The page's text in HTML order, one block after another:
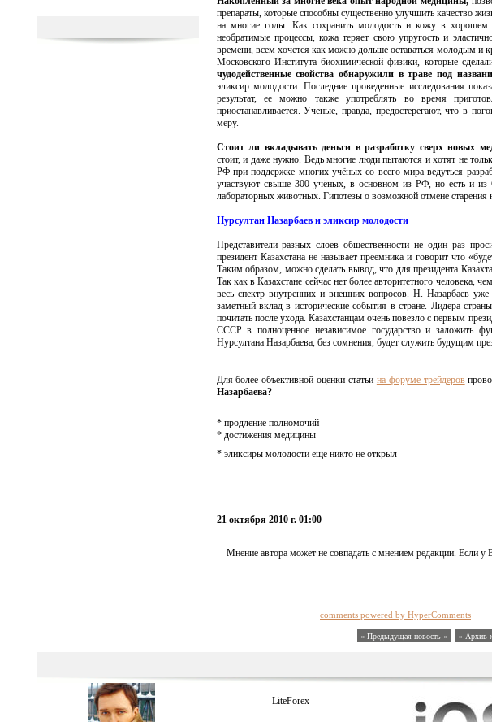
препараты, которые способны существенно улучшить качество
на многие годы. Как сохранить молодость и кожу в хорошем
необратимые процессы, кожа теряет свою упругость и
времени, всем хочется как можно дольше оставаться молодым и
Московского Института биохимической физики, которые
чудодейственные свойства обнаружили в траве под
эликсир молодости. Последние проведенные исследования
результат, ее можно также употреблять во время
приостанавливается. Ученые, правда, предостерегают, что в
меру.
Стоит ли вкладывать деньги в разработку сверх новых
стоит, и даже нужно. Ведь многие люди пытаются и хотят не
РФ при поддержке многих учёных со всего мира ведуться
участвуют свыше 300 учёных, в основном из РФ, но есть и
лабораторных животных. Гипотезы о возможной отмене старения
Нурсултан Назарбаев и эликсир молодости
Представители разных слоев общественности не один раз
президент Казахстана не называет преемника и говорит что
Таким образом, можно сделать вывод, что для президента
Так как в Казахстане сейчас нет более авторитетного человека,
весь спектр внутренних и внешних вопросов. Н. Назарбаев
заметный вклад в исторические события в стране. Лидера
почитать после ухода. Казахстанцам очень повезло с первым
СССР в полноценное независимое государство и заложить
Нурсултана Назарбаева, без сомнения, будет служить будущим
Для более объективной оценки статьи на форуме трейдеров
Назарбаева?
* продление полномочий
* достижения медицины
* эликсиры молодости еще никто не открыл
21 октября 2010 г. 01:00
Мнение автора может не совпадать с мнением редакции. Если у
comments powered by HyperComments
« Предыдущая новость « » Архив
LiteForex